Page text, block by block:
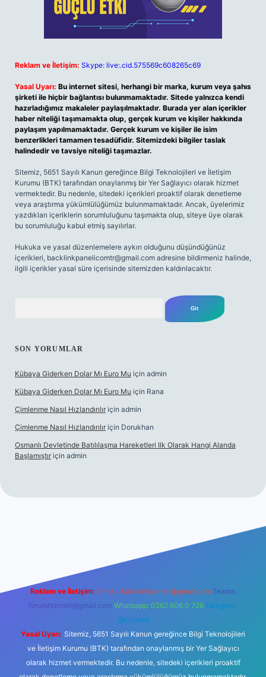
Reklam ve İletişim: Skype: live:.cid.575569c608265c69
Yasal Uyarı: Bu internet sitesi, herhangi bir marka, kurum veya şahıs
şirketi ile hiçbir bağlantısı bulunmamaktadır. Sitede yalnızca kendi
hazırladığımız makaleler paylaşılmaktadır. Burada yer alan içerikler
haber niteliği taşımamakta olup, gerçek kurum ve kişiler hakkında
paylaşım yapılmamaktadır. Gerçek kurum ve kişiler ile isim
benzerlikleri tamamen tesadüfidir. Sitemizdeki bilgiler taslak
halindedir ve tavsiye niteliği taşımazlar.
Sitemiz, 5651 Sayılı Kanun gereğince Bilgi Teknolojileri ve İletişim
Kurumu (BTK) tarafından onaylanmış bir Yer Sağlayıcı olarak hizmet
vermektedir. Bu nedenle, sitedeki içerikleri proaktif olarak denetleme
veya araştırma yükümlülüğümüz bulunmamaktadır. Ancak, üyelerimiz
yazdıkları içeriklerin sorumluluğunu taşımakta olup, siteye üye olarak
bu sorumluluğu kabul etmiş sayılırlar.
Hukuka ve yasal düzenlemelere aykırı olduğunu düşündüğünüz
içerikleri, backlinkpanelicomtr@gmail.com adresine bildirmeniz halinde,
ilgili içerikler yasal süre içerisinde sitemizden kaldırılacaktır.
SON YORUMLAR
Kübaya Giderken Dolar Mı Euro Mu için admin
Kübaya Giderken Dolar Mı Euro Mu için Rana
Çimlenme Nasıl Hızlandırılır için admin
Çimlenme Nasıl Hızlandırılır için Dorukhan
Osmanlı Devletinde Batılılaşma Hareketleri Ilk Olarak Hangi Alanda
Başlamıştır için admin
Reklam ve İletişim: E-mail: backlinkpaneli@gmail.com Teams:
forumhizmeti@gmail.com Whatsapp: 0262 606 0 726 Telegram:
@karabul
Yasal Uyarı: Sitemiz, 5651 Sayılı Kanun gereğince Bilgi Teknolojileri
ve İletişim Kurumu (BTK) tarafından onaylanmış bir Yer Sağlayıcı
olarak hizmet vermektedir. Bu nedenle, sitedeki içerikleri proaktif